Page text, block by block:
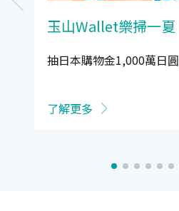
玉山Wallet樂掃一夏
抽日本購物金1,000萬日圓
了解更多